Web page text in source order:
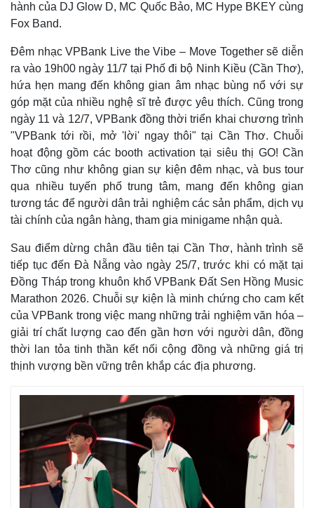
hành của DJ Glow D, MC Quốc Bảo, MC Hype BKEY cùng
Fox Band.
Đêm nhạc VPBank Live the Vibe – Move Together sẽ diễn
ra vào 19h00 ngày 11/7 tại Phố đi bộ Ninh Kiều (Cần Thơ),
hứa hẹn mang đến không gian âm nhạc bùng nổ với sự
góp mặt của nhiều nghệ sĩ trẻ được yêu thích. Cũng trong
ngày 11 và 12/7, VPBank đồng thời triển khai chương trình
"VPBank tới rồi, mở 'lời' ngay thôi" tại Cần Thơ. Chuỗi
hoạt động gồm các booth activation tại siêu thị GO! Cần
Thơ cũng như không gian sự kiện đêm nhạc, và bus tour
qua nhiều tuyến phố trung tâm, mang đến không gian
tương tác để người dân trải nghiệm các sản phẩm, dịch vụ
tài chính của ngân hàng, tham gia minigame nhận quà.
Sau điểm dừng chân đầu tiên tại Cần Thơ, hành trình sẽ
tiếp tục đến Đà Nẵng vào ngày 25/7, trước khi có mặt tại
Đồng Tháp trong khuôn khổ VPBank Đất Sen Hồng Music
Marathon 2026. Chuỗi sự kiện là minh chứng cho cam kết
của VPBank trong việc mang những trải nghiệm văn hóa –
giải trí chất lượng cao đến gần hơn với người dân, đồng
thời lan tỏa tinh thần kết nối cộng đồng và những giá trị
thịnh vượng bền vững trên khắp các địa phương.